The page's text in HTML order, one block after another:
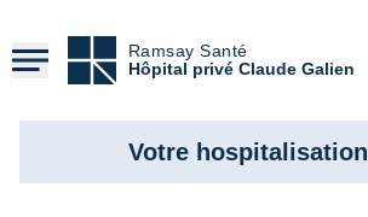
contenu
principal
Ramsay Santé
Hôpital privé Claude Galien
Votre hospitalisation